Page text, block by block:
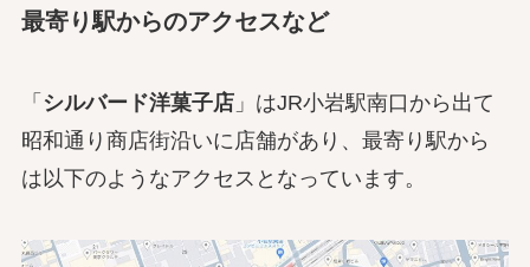
最寄り駅からのアクセスなど
「 シルバード洋菓子店」はJR小岩駅南口から出て
昭和通り商店街沿いに店舗があり、最寄り駅から
は以下のようなアクセスとなっています。